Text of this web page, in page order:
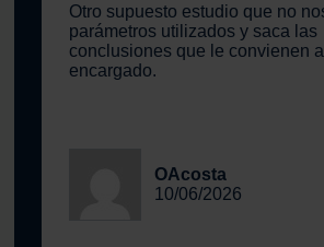
Otro supuesto estudio que no
parámetros utilizados y saca las
conclusiones que le convienen
encargado.
OAcosta
10/06/2026